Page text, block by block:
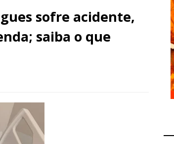
sofre acidente,
saiba o que